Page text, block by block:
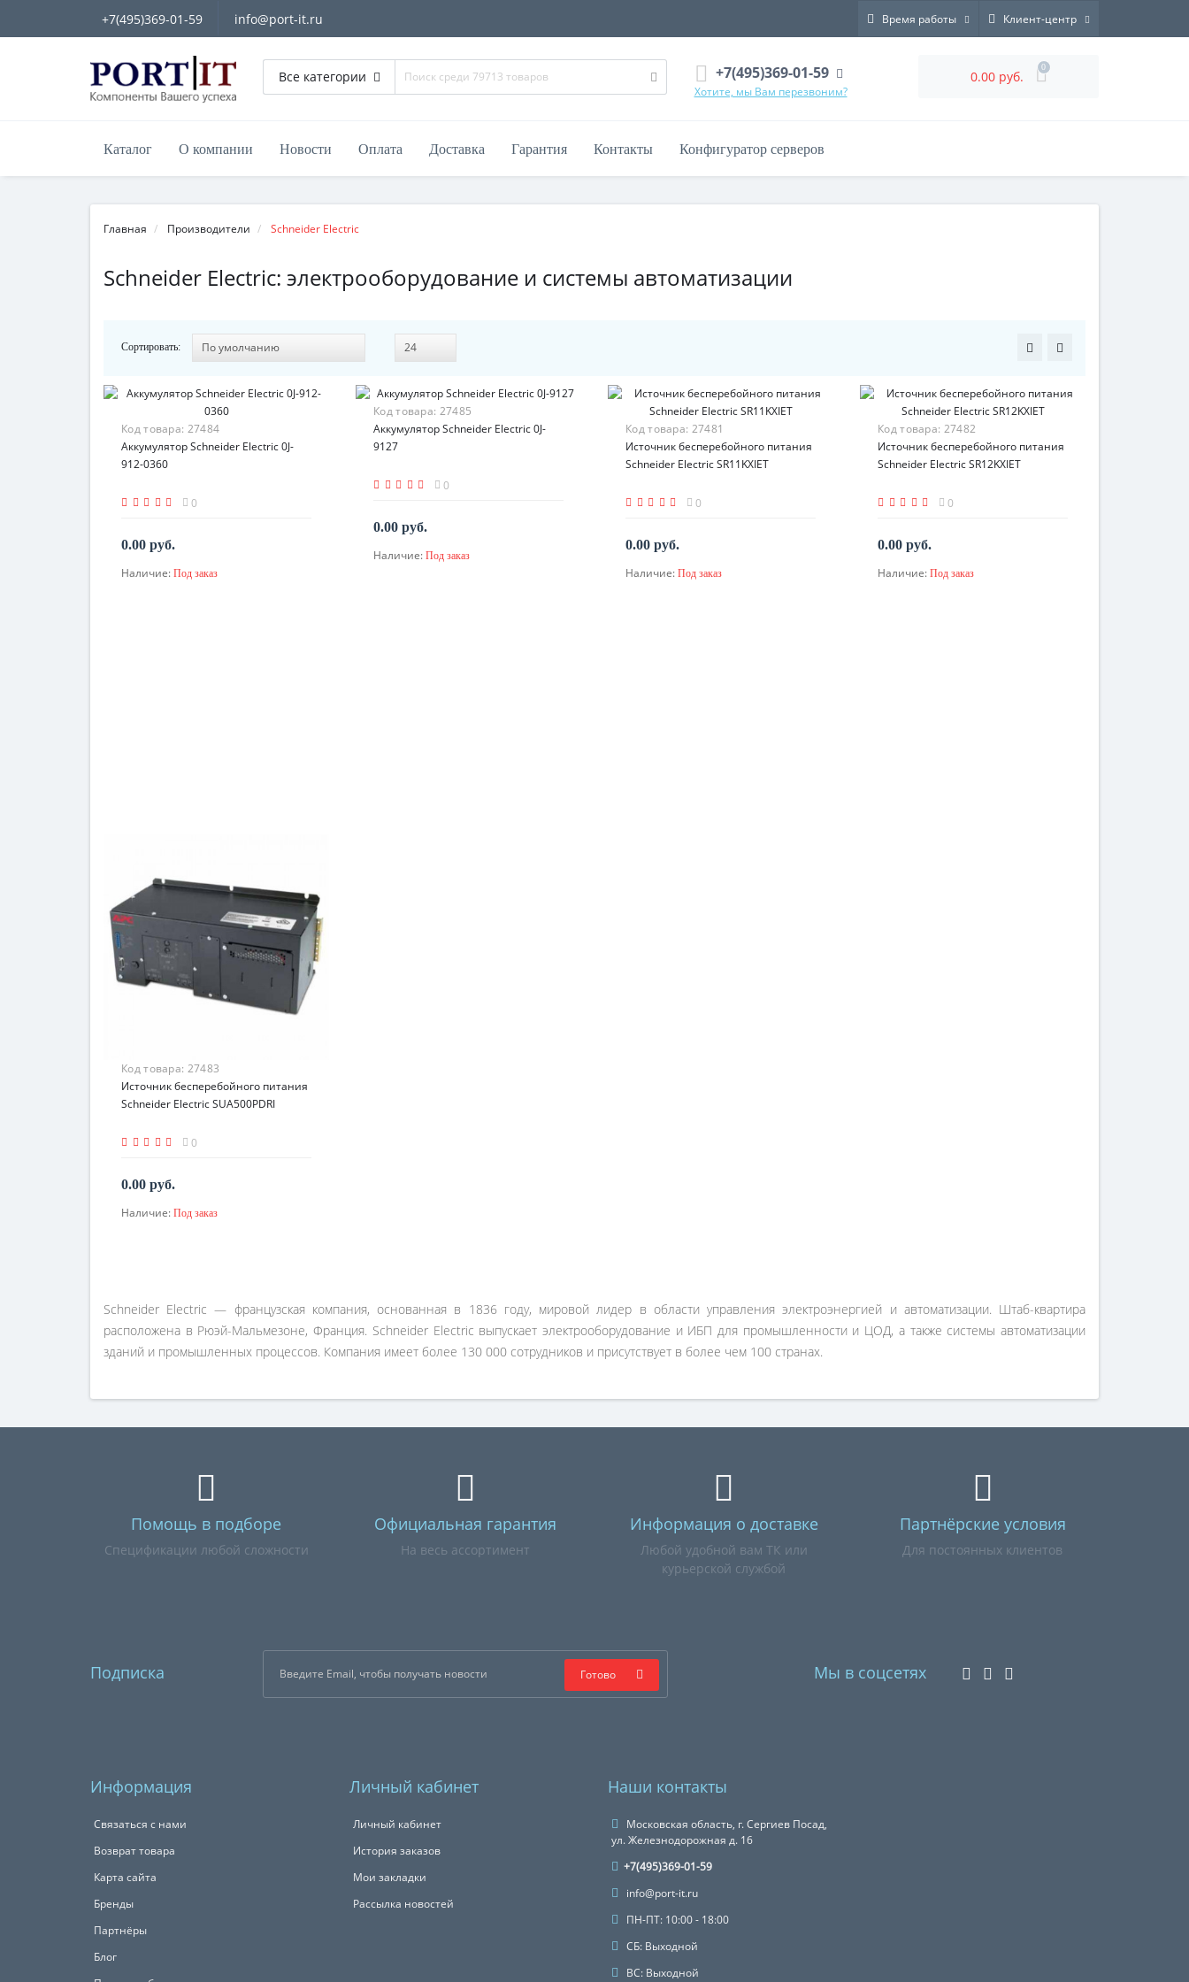
+7(495)369-01-59 info@port-it.ru Время работы Клиент-центр
Все категории +7(495)369-01-59
Хотите, мы Вам перезвоним?
0.00 руб.
0
Каталог О компании Новости Оплата Доставка Гарантия Контакты Конфигуратор серверов
Главная Производители Schneider Electric
Schneider Electric: электрооборудование и системы автоматизации
Сортировать:
Код товара: 27484
Аккумулятор Schneider Electric 0J-
912-0360
0
0.00 руб.
По запросу
Наличие: Под заказ
Код товара: 27485
Аккумулятор Schneider Electric 0J-
9127
0
0.00 руб.
По запросу
Наличие: Под заказ
Код товара: 27481
Источник бесперебойного питания
Schneider Electric SR11KXIET
0
0.00 руб.
По запросу
Наличие: Под заказ
Код товара: 27482
Источник бесперебойного питания
Schneider Electric SR12KXIET
0
0.00 руб.
По запросу
Наличие: Под заказ
Код товара: 27483
Источник бесперебойного питания
Schneider Electric SUA500PDRI
0
0.00 руб.
По запросу
Наличие: Под заказ
Schneider Electric — французская компания, основанная в 1836 году, мировой лидер в области управления электроэнергией и автоматизации. Штаб-квартира
расположена в Рюэй-Мальмезоне, Франция. Schneider Electric выпускает электрооборудование и ИБП для промышленности и ЦОД, а также системы автоматизации
зданий и промышленных процессов. Компания имеет более 130 000 сотрудников и присутствует в более чем 100 странах.
Помощь в подборе
Спецификации любой сложности
Официальная гарантия
На весь ассортимент
Информация о доставке
Любой удобной вам ТК или
курьерской службой
Партнёрские условия
Для постоянных клиентов
Подписка Готово Мы в соцсетях
Информация
Связаться с нами
Возврат товара
Карта сайта
Бренды
Партнёры
Блог
Личный кабинет
Личный кабинет
История заказов
Мои закладки
Рассылка новостей
Наши контакты
Московская область, г. Сергиев Посад,
ул. Железнодорожная д. 16
+7(495)369-01-59
info@port-it.ru
ПН-ПТ: 10:00 - 18:00
СБ: Выходной
ВС: Выходной